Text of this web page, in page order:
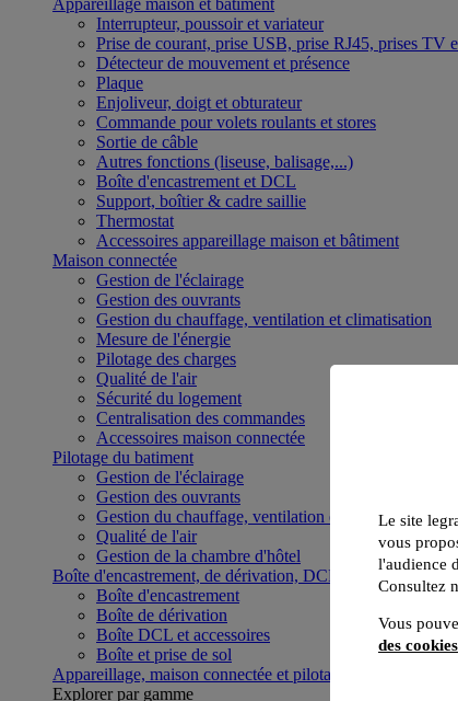
Appareillage maison et bâtiment
Interrupteur, poussoir et variateur
Prise de courant, prise USB, prise RJ45, prises TV
Détecteur de mouvement et présence
Plaque
Enjoliveur, doigt et obturateur
Commande pour volets roulants et stores
Sortie de câble
Autres fonctions (liseuse, balisage,...)
Boîte d'encastrement et DCL
Support, boîtier & cadre saillie
Thermostat
Accessoires appareillage maison et bâtiment
Maison connectée
Gestion de l'éclairage
Gestion des ouvrants
Gestion du chauffage, ventilation et climatisation
Mesure de l'énergie
Pilotage des charges
Qualité de l'air
Sécurité du logement
Centralisation des commandes
Accessoires maison connectée
Pilotage du batiment
Gestion de l'éclairage
Gestion des ouvrants
Gestion du chauffage, ventilation et climatisation
Qualité de l'air
Gestion de la chambre d'hôtel
Boîte d'encastrement, de dérivation, DCL et boîte de sol
Boîte d'encastrement
Boîte de dérivation
Boîte DCL et accessoires
Boîte et prise de sol
Appareillage, maison connectée et pilotage du bâtiment
Explorer par gamme
Le site
vous
l'audience
Consultez
Vous
des cookies